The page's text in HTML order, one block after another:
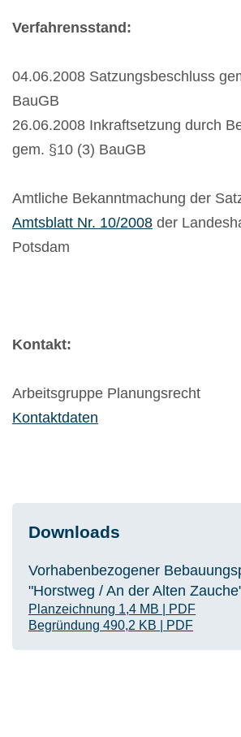
Verfahrensstand:
04.06.2008 Satzungsbeschluss
BauGB
26.06.2008 Inkraftsetzung durch
gem. §10 (3) BauGB
Amtliche Bekanntmachung der
Amtsblatt Nr. 10/2008 der
Potsdam
Kontakt:
Arbeitsgruppe Planungsrecht
Kontaktdaten
Downloads
Vorhabenbezogener
"Horstweg / An der Alten
Planzeichnung 1,4 MB
PDF
Begründung 490,2 KB PDF